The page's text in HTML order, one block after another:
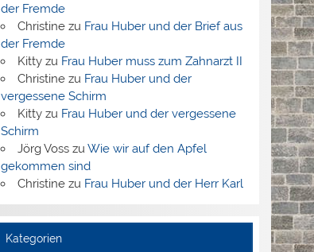
der Fremde
Christinezu Frau Huber und der Brief aus
der Fremde
Kittyzu Frau Huber muss zum Zahnarzt II
Christinezu Frau Huber und der
vergessene Schirm
Kittyzu Frau Huber und der vergessene
Schirm
Jörg Vosszu Wie wir auf den Apfel
gekommen sind
Christinezu Frau Huber und der Herr Karl
Kategorien